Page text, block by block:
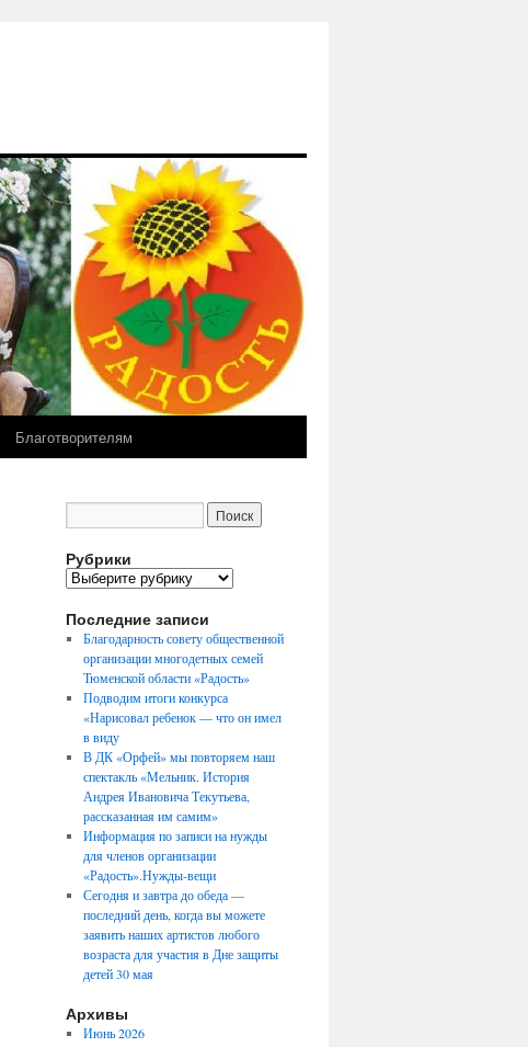
Благотворителям
Рубрики
Рубрики
Последние записи
Благодарность совету общественной
организации многодетных семей
Тюменской области «Радость»
Подводим итоги конкурса
«Нарисовал ребенок — что он имел
в виду
В ДК «Орфей» мы повторяем наш
спектакль «Мельник. История
Андрея Ивановича Текутьева,
рассказанная им самим»
Информация по записи на нужды
для членов организации
«Радость».Нужды-вещи
Сегодня и завтра до обеда —
последний день, когда вы можете
заявить наших артистов любого
возраста для участия в Дне защиты
детей 30 мая
Архивы
Июнь 2026